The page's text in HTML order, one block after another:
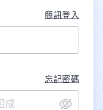
簡訊登入
忘記密碼